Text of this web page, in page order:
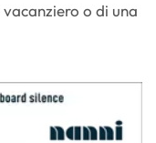
o di una